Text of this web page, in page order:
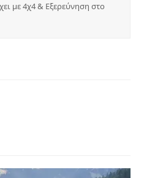
με 4χ4 & Εξερεύνηση στο